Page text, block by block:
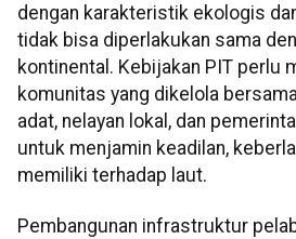
dengan karakteristik ekologis
tidak bisa diperlakukan sama
kontinental. Kebijakan PIT perlu
komunitas yang dikelola
adat, nelayan lokal, dan
untuk menjamin keadilan,
memiliki terhadap laut.
Pembangunan infrastruktur